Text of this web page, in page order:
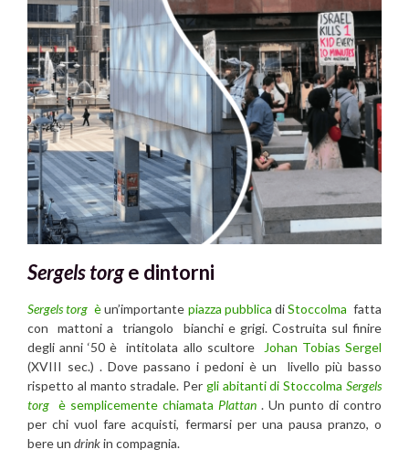
Sergels torge dintorni
Sergels torg èun’importante piazza pubblica diStoccolma fatta
con mattoni a triangolo bianchi e grigi. Costruita sul finire
degli anni ‘50 è intitolata allo scultore
Johan Tobias Sergel
(XVIII sec.) . Dove passano i pedoni è un livello più basso
rispetto al manto stradale. Per gli abitanti di StoccolmaSergels
torg è semplicemente chiamata Plattan . Un punto di contro
per chi vuol fare acquisti, fermarsi per una pausa pranzo, o
bere un drinkin compagnia.